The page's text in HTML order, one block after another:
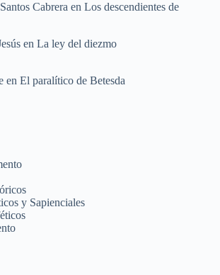
Cabrera en Los descendientes de
en La ley del diezmo
en El paralítico de Betesda
y Sapienciales